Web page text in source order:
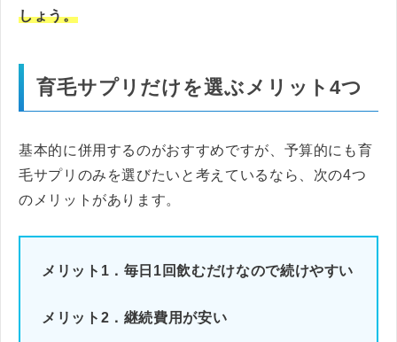
しょう。
育毛サプリだけを選ぶメリット4つ
基本的に併用するのがおすすめですが、予算的にも育
毛サプリのみを選びたいと考えているなら、次の4つ
のメリットがあります。
メリット1．毎日1回飲むだけなので続けやすい
メリット2．継続費用が安い